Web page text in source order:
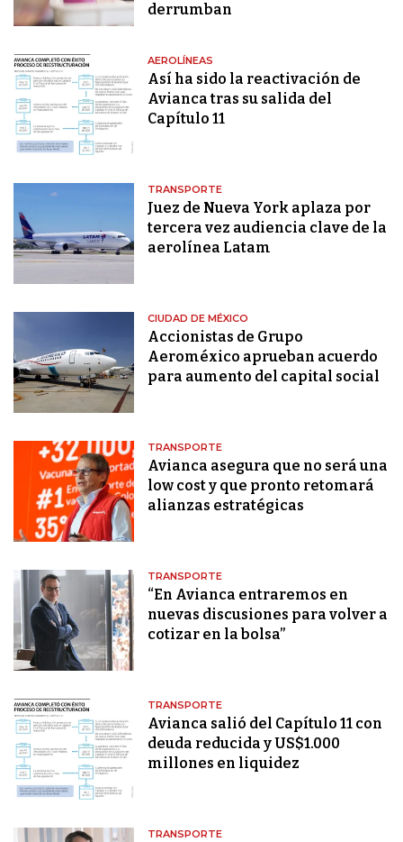
derrumban
AEROLÍNEAS
Así ha sido la reactivación de
Avianca tras su salida del
Capítulo 11
TRANSPORTE
Juez de Nueva York aplaza por
tercera vez audiencia clave de la
aerolínea Latam
CIUDAD DE MÉXICO
Accionistas de Grupo
Aeroméxico aprueban acuerdo
para aumento del capital social
TRANSPORTE
Avianca asegura que no será una
low cost y que pronto retomará
alianzas estratégicas
TRANSPORTE
“En Avianca entraremos en
nuevas discusiones para volver a
cotizar en la bolsa”
TRANSPORTE
Avianca salió del Capítulo 11 con
deuda reducida y US$1.000
millones en liquidez
TRANSPORTE